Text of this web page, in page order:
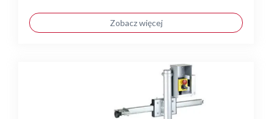
Zobacz więcej